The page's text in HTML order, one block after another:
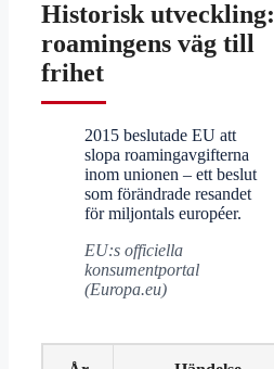
Historisk utveckling:
roamingens väg till
frihet
2015 beslutade EU att
slopa roamingavgifterna
inom unionen – ett beslut
som förändrade resandet
för miljontals européer.
EU:s officiella
konsumentportal
(Europa.eu)